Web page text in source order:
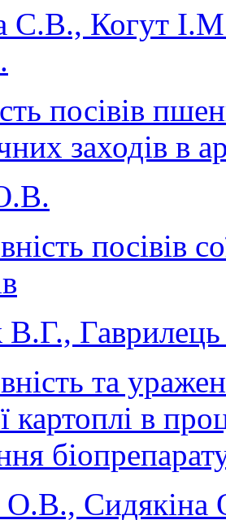
С.В., Когут
посівів
заходів в
посівів
В.Г.,
та
картоплі в
O.В., Сидякіна